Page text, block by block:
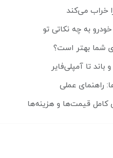
به چه نکاتی تو
شما بهتر است؟
تا آمپلی‌فایر
راهنمای عملی
کامل قیمت‌ها و هزینه‌ها